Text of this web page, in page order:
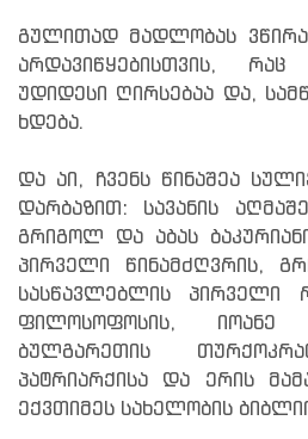
გულითად მადლობას
არდავიწყებისთვის,
უდიდესი ღირსებაა და,
ხდება.
და აი, ჩვენს წინაშეა
დარბაზით: სავანის
გრიგოლ და აბას
პირველი წინამძღვრის,
სასწავლებლის პირველი
ფილოსოფოსის, იოანე
ბულგარეთის
პატრიარქისა და ერის
ექვთიმეს სახელობის